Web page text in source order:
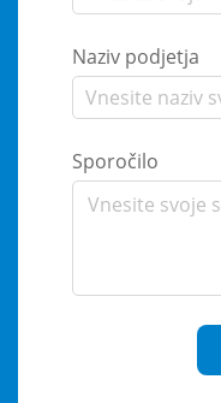
Naziv podjetja
Sporočilo